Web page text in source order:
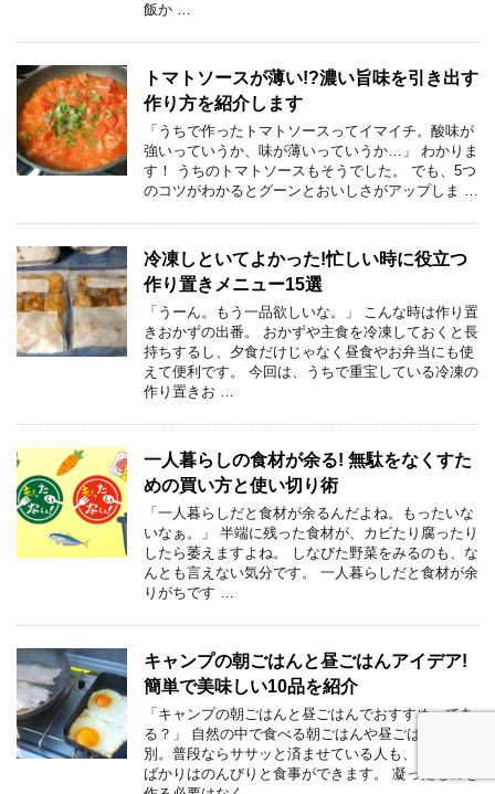
飯か …
トマトソースが薄い!?濃い旨味を引き出す
作り方を紹介します
「うちで作ったトマトソースってイマイチ。酸味が
強いっていうか、味が薄いっていうか…」 わかりま
す！ うちのトマトソースもそうでした。 でも、5つ
のコツがわかるとグーンとおいしさがアップしま …
冷凍しといてよかった!忙しい時に役立つ
作り置きメニュー15選
「うーん。もう一品欲しいな。」 こんな時は作り置
きおかずの出番。 おかずや主食を冷凍しておくと長
持ちするし、夕食だけじゃなく昼食やお弁当にも使
えて便利です。 今回は、うちで重宝している冷凍の
作り置きお …
一人暮らしの食材が余る! 無駄をなくすた
めの買い方と使い切り術
「一人暮らしだと食材が余るんだよね。もったいな
いなぁ。」 半端に残った食材が、カビたり腐ったり
したら萎えますよね。 しなびた野菜をみるのも、な
んとも言えない気分です。 一人暮らしだと食材が余
りがちです …
キャンプの朝ごはんと昼ごはんアイデア!
簡単で美味しい10品を紹介
「キャンプの朝ごはんと昼ごはんでおすすめってあ
る？」 自然の中で食べる朝ごはんや昼ごはんは格
別。普段ならササッと済ませている人も、このとき
ばかりはのんびりと食事ができます。 凝ったものを